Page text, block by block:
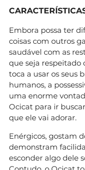
Embora possa ter
coisas com outros
saudável com as
que seja
toca a usar os seus
humanos, a
uma enorme
Ocicat para ir
que ele vai adorar.
Enérgicos, gostam
demonstram
esconder algo dele